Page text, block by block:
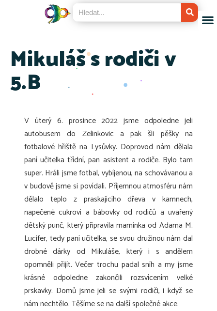
Mikuláš s rodiči v
5.B
V úterý 6. prosince 2022 jsme odpoledne jeli
autobusem do Zelinkovic a pak šli pěšky na
fotbalové hřiště na Lysůvky. Doprovod nám dělala
paní učitelka třídní, pan asistent a rodiče. Bylo tam
super. Hráli jsme fotbal, vybíjenou, na schovávanou a
v budově jsme si povídali. Příjemnou atmosféru nám
dělalo teplo z praskajícího dřeva v kamnech,
napečené cukroví a bábovky od rodičů a uvařený
dětský punč, který připravila maminka od Adama M.
Lucifer, tedy paní učitelka, se svou družinou nám dal
drobné dárky od Mikuláše, který i s andělem
opomněli přijít. Večer trochu padal sníh a my jsme
krásné odpoledne zakončili rozsvícením velké
prskavky. Domů jsme jeli se svými rodiči, i když se
nám nechtělo. Těšíme se na další společné akce.